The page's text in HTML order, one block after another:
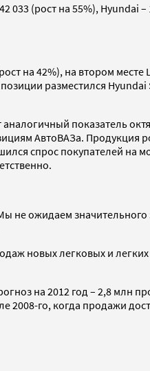
(рост на 55%), Hyundai –
на 42%), на втором месте
разместился
показатель
АвтоВАЗа. Продукция
спрос покупателей на
не ожидаем
новых легковых и
на 2012 год – 2,8 млн
2008-го, когда продажи